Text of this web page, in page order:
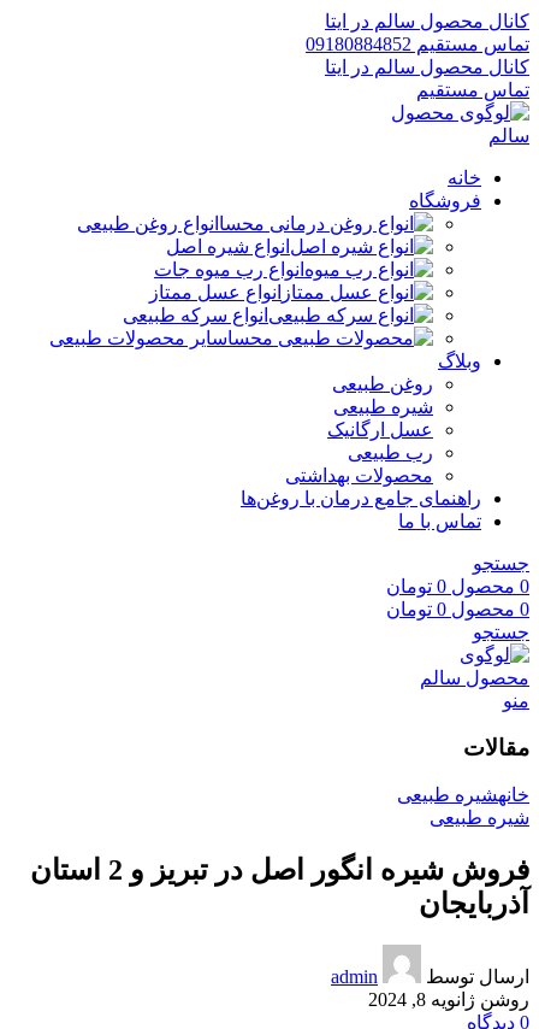
کانال محصول سالم در ایتا
تماس مستقیم 09180884852
کانال محصول سالم در ایتا
تماس مستقیم
خانه
فروشگاه
انواع روغن طبیعی
انواع شیره اصل
انواع رب میوه جات
انواع عسل ممتاز
انواع سرکه طبیعی
سایر محصولات طبیعی
وبلاگ
روغن طبیعی
شیره طبیعی
عسل ارگانیک
رب طبیعی
محصولات بهداشتی
راهنمای جامع درمان با روغن‌ها
تماس با ما
جستجو
0 محصول 0 تومان
0 محصول 0 تومان
جستجو
منو
مقالات
خانهشیره طبیعی
شیره طبیعی
فروش شیره انگور اصل در تبریز و 2 استان
آذربایجان
ارسال توسط
admin
روشن ژانویه 8, 2024
0 دیدگاه